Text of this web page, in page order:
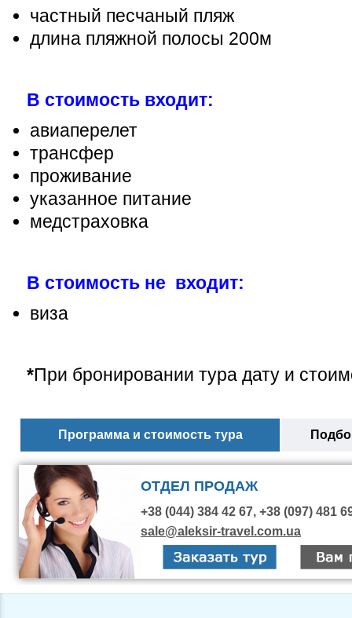
частный песчаный пляж
длина пляжной полосы 200м
В стоимость входит:
авиаперелет
трансфер
проживание
указанное питание
медстраховка
В стоимость не входит:
виза
*При бронировании тура дату и
Программа и стоимость тура
ОТДЕЛ ПРОДАЖ
+38 (044) 384 42 67, +38 (097) 481
sale@aleksir-travel.com.ua